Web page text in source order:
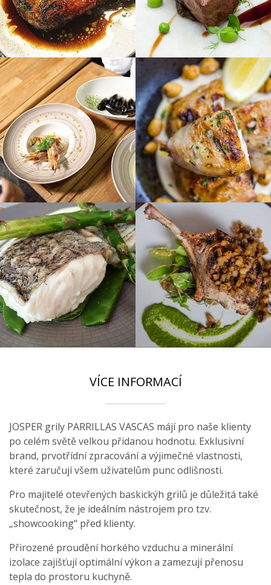
VÍCE INFORMACÍ
JOSPER grily PARRILLAS VASCAS májí pro naše klienty
po celém světě velkou přidanou hodnotu. Exklusivní
brand, prvotřídní zpracování a výjimečné vlastnosti,
které zaručují všem uživatelům punc odlišnosti.
Pro majitelé otevřených baskickýh grilů je důležitá také
skutečnost, že je ideálním nástrojem pro tzv.
„showcooking“ před klienty.
Přirozené proudění horkého vzduchu a minerální
izolace zajišťují optimální výkon a zamezují přenosu
tepla do prostoru kuchyně.